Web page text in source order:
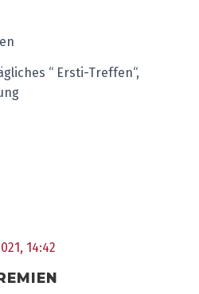
“ Ersti-Treffen“,
14:42